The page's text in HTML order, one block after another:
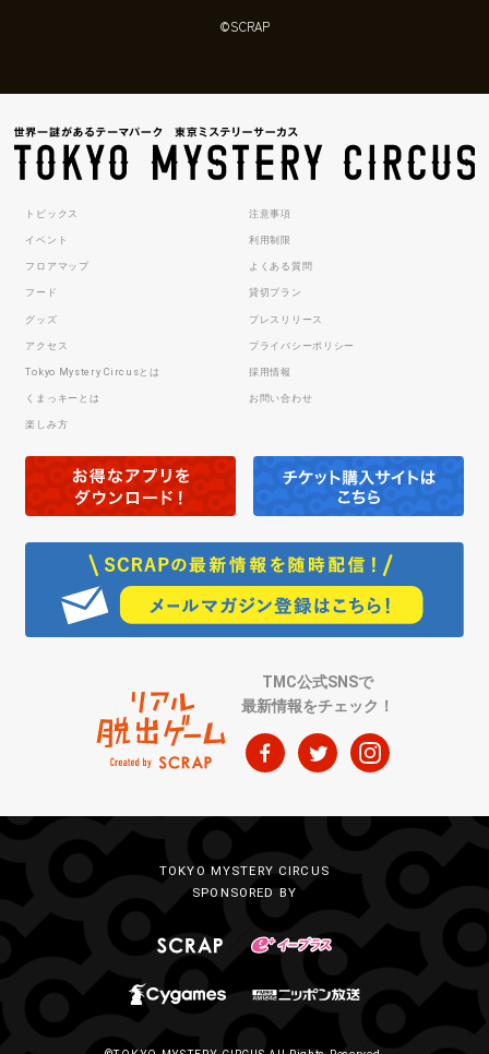
©SCRAP
トピックス
イベント
フロアマップ
フード
グッズ
アクセス
Tokyo Mystery Circusとは
くまっキーとは
楽しみ方
注意事項
利用制限
よくある質問
貸切プラン
プレスリリース
プライバシーポリシー
採用情報
お問い合わせ
TMC公式SNSで
最新情報をチェック！
TOKYO MYSTERY CIRCUS
SPONSORED BY